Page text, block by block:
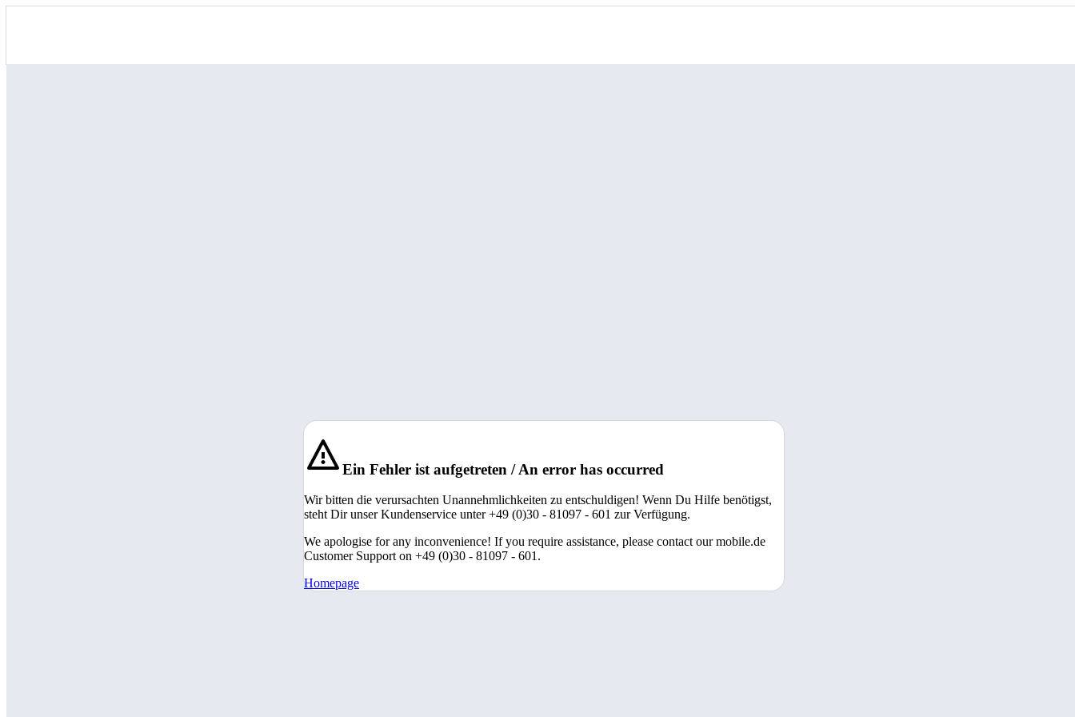
Ein Fehler ist aufgetreten / An error has occurred
Wir bitten die verursachten Unannehmlichkeiten zu entschuldigen! Wenn Du Hilfe benötigst,
steht Dir unser Kundenservice unter +49 (0)30 - 81097 - 601 zur Verfügung.
We apologise for any inconvenience! If you require assistance, please contact our mobile.de
Customer Support on +49 (0)30 - 81097 - 601.
Homepage